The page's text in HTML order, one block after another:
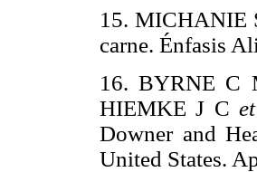
15. MICHANIE
carne. Énfasis
16. BYRNE C
HIEMKE J C
Downer and
United States.